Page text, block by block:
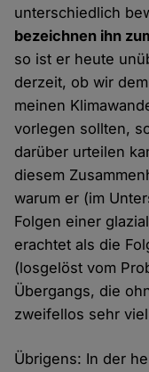
unterschiedlich
bezeichnen ihn
so ist er heute
derzeit, ob wir
meinen
vorlegen sollten,
darüber urteilen
diesem
warum er (im
Folgen einer
erachtet als die
(losgelöst vom
Übergangs, die
zweifellos sehr
Übrigens: In der